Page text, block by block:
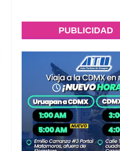
PUBLICIDAD